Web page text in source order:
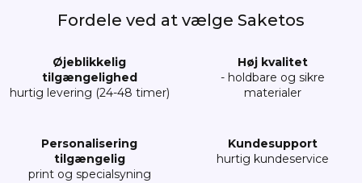
Fordele ved at vælge Saketos
Øjeblikkelig
tilgængelighed
hurtig levering (24-48 timer)
Høj kvalitet
- holdbare og sikre
materialer
Personalisering
tilgængelig
print og specialsyning
Kundesupport
hurtig kundeservice